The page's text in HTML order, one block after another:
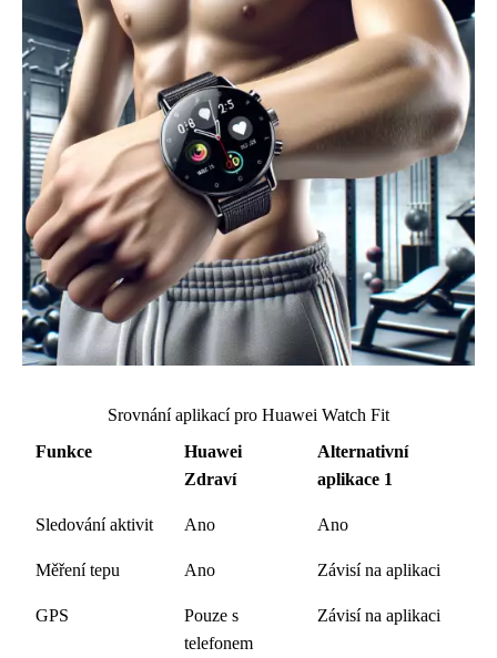
Srovnání aplikací pro Huawei Watch Fit
Funkce
Huawei
Zdraví
Alternativní
aplikace 1
Sledování aktivit Ano Ano
Měření tepu Ano Závisí na aplikaci
GPS
Pouze s
telefonem
Závisí na aplikaci